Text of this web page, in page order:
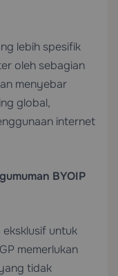
lebih spesifik
oleh sebagian
menyebar
global,
internet
BYOIP
untuk
memerlukan
tidak